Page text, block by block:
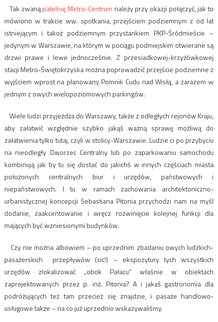
Tak zwanąpatelnię Metro-Centrum należy przy okazji połączyć, jak to
mówiono w trakcie ww. spotkania, przejściem podziemnym z od lat
istniejącym i takoż podziemnym przystankiem PKP-Śródmieście –
jedynym w Warszawie, na którym w pociągu podmiejskim otwierane są
drzwi prawe i lewe jednocześnie. Z przesiadkowej-krzyżówkowej
stacji Metro-Świętokrzyska można poprowadzić przejście podziemne z
wyjściem wprost na planowany Pomnik Cudu nad Wisłą, a zarazem w
jednym z owych wielopoziomowych parkingów.
Wiele ludzi przyjeżdża do Warszawy, także z odległych rejonów Kraju,
aby załatwić względnie szybko jakąś ważną sprawę możliwą do
załatwienia tylko tutaj, czyli w stolicy-Warszawie. Ludzie ci po przybyciu
na nieodległy Dworzec Centralny lub po zaparkowaniu samochodu
kombinują jak by tu się dostać do jakichś w innych częściach miasta
położonych centralnych biur i urzędów, państwowych i
niepaństwowych. I tu w ramach zachowania architektoniczno-
urbanistycznej koncepcji Sebastiana Pitonia przychodzi nam na myśl
dodanie, zaakcentowanie i wręcz rozwinięcie kolejnej funkcji dla
mających być wzniesionymi budynków.
Czy nie można albowiem – po uprzednim zbadaniu owych ludzkich-
pasażerskich przepływów (sic!) – ekspozytury tych wszystkich
urzędów zlokalizować „obok Pałacu” właśnie w obiektach
zaprojektowanych przez p. inż. Pitonia? A i jakaś gastronomia dla
podróżujących też tam przecież się znajdzie, i pasaże handlowo-
usługowe także – na co już uprzednio wskazywaliśmy.